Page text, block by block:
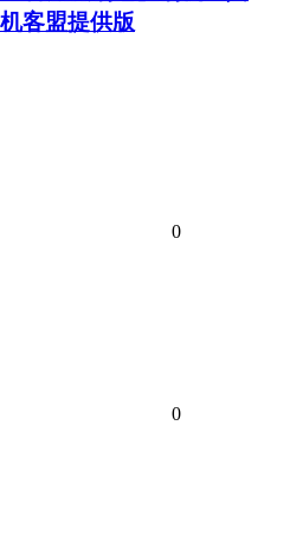
客盟提供版
0
0